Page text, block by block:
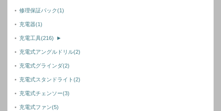
修理保証パック(1)
充電器(1)
充電工具(216) ►
充電式アングルドリル(2)
充電式グラインダ(2)
充電式スタンドライト(2)
充電式チェンソー(3)
充電式ファン(5)